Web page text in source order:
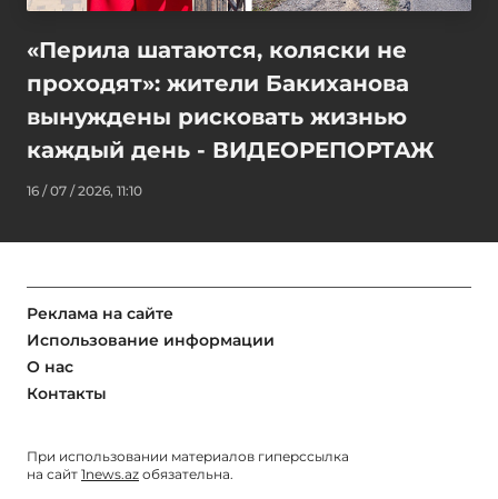
«Перила шатаются, коляски не
проходят»: жители Бакиханова
вынуждены рисковать жизнью
каждый день - ВИДЕОРЕПОРТАЖ
16 / 07 / 2026, 11:10
Реклама на сайте
Использование информации
О нас
Контакты
При использовании материалов гиперссылка
на сайт 1news.az обязательна.